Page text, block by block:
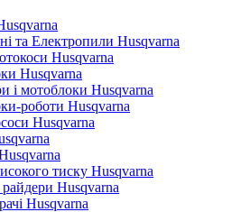
та Електропили Husqvarna
Husqvarna
Husqvarna
і мотоблоки Husqvarna
роботи Husqvarna
Husqvarna
тиску Husqvarna
Husqvarna
Husqvarna